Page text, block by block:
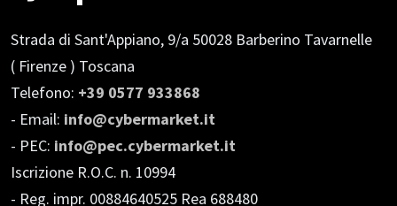
Strada di Sant'Appiano, 9/a 50028 Barberino Tavarnelle
( Firenze ) Toscana
Telefono: +39 0577 933868
- Email: info@cybermarket.it
- PEC: info@pec.cybermarket.it
Iscrizione R.O.C. n. 10994
- Reg. impr. 00884640525 Rea 688480